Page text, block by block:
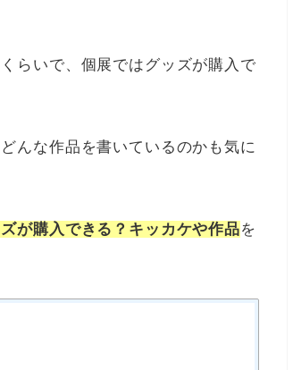
らいで、個展ではグッズが購入で
んな作品を書いているのかも気に
が購入できる？キッカケや作品を